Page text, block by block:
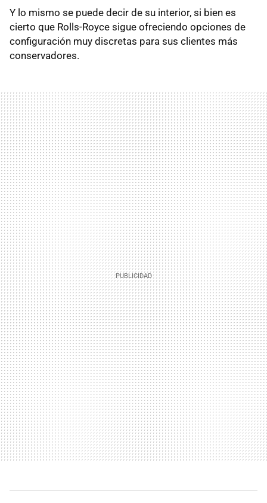
Y lo mismo se puede decir de su interior, si bien es
cierto que Rolls-Royce sigue ofreciendo opciones de
configuración muy discretas para sus clientes más
conservadores.